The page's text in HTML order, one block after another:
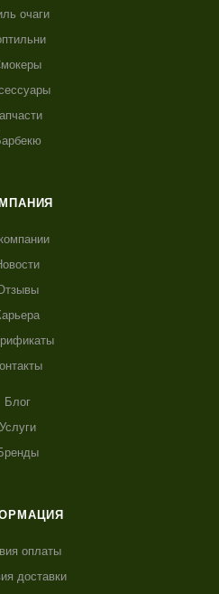
очаги
Блог
Услуги
оплаты
доставки